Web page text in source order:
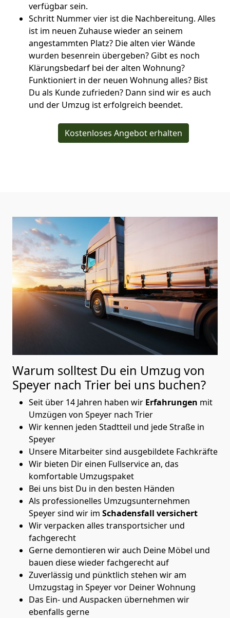
verfügbar sein.
Schritt Nummer vier ist die Nachbereitung. Alles
ist im neuen Zuhause wieder an seinem
angestammten Platz? Die alten vier Wände
wurden besenrein übergeben? Gibt es noch
Klärungsbedarf bei der alten Wohnung?
Funktioniert in der neuen Wohnung alles? Bist
Du als Kunde zufrieden? Dann sind wir es auch
und der Umzug ist erfolgreich beendet.
Kostenloses Angebot erhalten
Warum solltest Du ein Umzug von
Speyer nach Trier bei uns buchen?
Seit über 14 Jahren haben wir Erfahrungen mit
Umzügen von Speyer nach Trier
Wir kennen jeden Stadtteil und jede Straße in
Speyer
Unsere Mitarbeiter sind ausgebildete Fachkräfte
Wir bieten Dir einen Fullservice an, das
komfortable Umzugspaket
Bei uns bist Du in den besten Händen
Als professionelles Umzugsunternehmen
Speyer sind wir im Schadensfall versichert
Wir verpacken alles transportsicher und
fachgerecht
Gerne demontieren wir auch Deine Möbel und
bauen diese wieder fachgerecht auf
Zuverlässig und pünktlich stehen wir am
Umzugstag in Speyer vor Deiner Wohnung
Das Ein- und Auspacken übernehmen wir
ebenfalls gerne